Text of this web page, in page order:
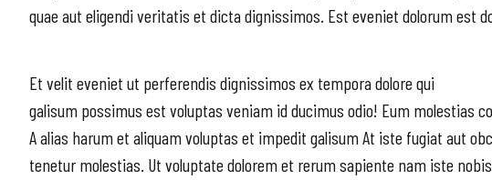
quae aut eligendi veritatis et dicta dignissimos. Est eveniet dolorum est
Et velit eveniet ut perferendis dignissimos ex tempora dolore qui
galisum possimus est voluptas veniam id ducimus odio! Eum
A alias harum et aliquam voluptas et impedit galisum At iste fugiat aut
tenetur molestias. Ut voluptate dolorem et rerum sapiente nam iste